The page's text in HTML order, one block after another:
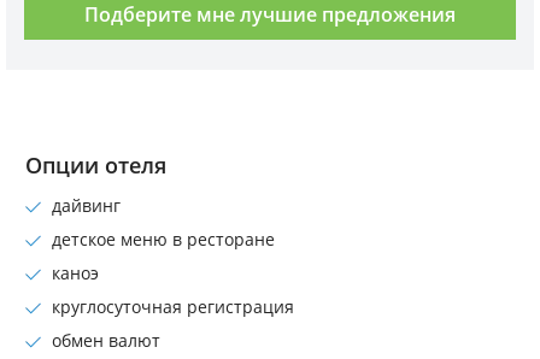
Подберите мне лучшие предложения
Опции отеля
дайвинг
детское меню в ресторане
каноэ
круглосуточная регистрация
обмен валют